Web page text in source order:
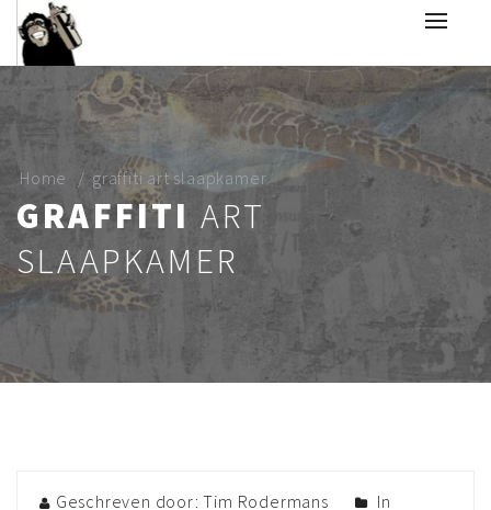
Home graffiti art slaapkamer
GRAFFITI ART
SLAAPKAMER
Geschreven door: Tim Rodermans
In